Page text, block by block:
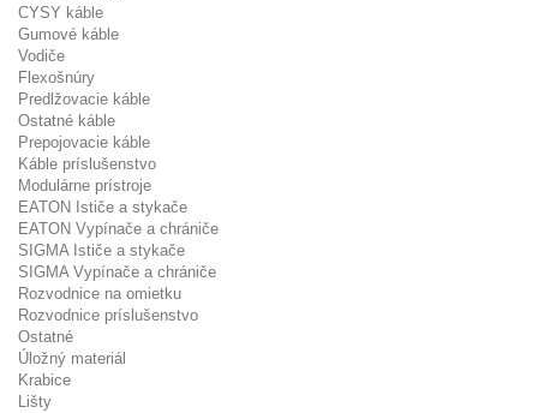
CYSY káble
Gumové káble
Vodiče
Flexošnúry
Predlžovacie káble
Ostatné káble
Prepojovacie káble
Káble príslušenstvo
Modulárne prístroje
EATON Ističe a stykače
EATON Vypínače a chrániče
SIGMA Ističe a stykače
SIGMA Vypínače a chrániče
Rozvodnice na omietku
Rozvodnice príslušenstvo
Ostatné
Úložný materiál
Krabice
Lišty